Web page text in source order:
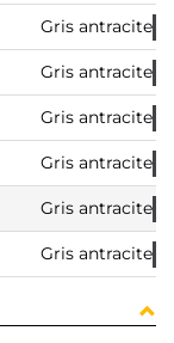
Gris antracite
Gris antracite
Gris antracite
Gris antracite
Gris antracite
Gris antracite